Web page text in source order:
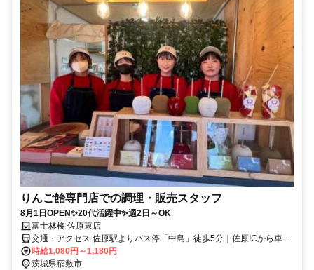
りんご飴専門店での調理・販売スタッフ
8月1日OPEN✨20代活躍中✨週2日～OK
富士林檎 佐原東店
交通・アクセス 佐原駅よりバス停「中島」徒歩5分｜佐原ICから車で
10分
時給1,080円～1,180円
茨城県稲敷市